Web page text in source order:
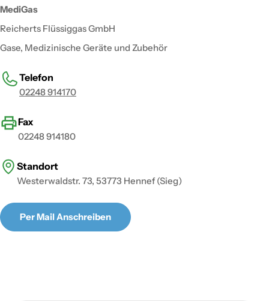
MediGas
Reicherts Flüssiggas GmbH
Gase, Medizinische Geräte und Zubehör
Telefon
02248 914170
Fax
02248 914180
Standort
Westerwaldstr. 73, 53773 Hennef (Sieg)
Per Mail Anschreiben